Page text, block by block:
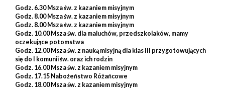
Godz. 6.30 Msza św. z kazaniem misyjnym
Godz. 8.00 Msza św. z kazaniem misyjnym
Godz. 8.00 Msza św. z kazaniem misyjnym
Godz. 10.00 Msza św. dla maluchów, przedszkolaków, mamy
oczekujące potomstwa
Godz. 12.00 Msza św. z nauką misyjną dla klas III przygotowujących
się do I komunii św. oraz ich rodzin
Godz. 16.00 Msza św. z kazaniem misyjnym
Godz. 17.15 Nabożeństwo Różańcowe
Godz. 18.00 Msza św. z kazaniem misyjnym